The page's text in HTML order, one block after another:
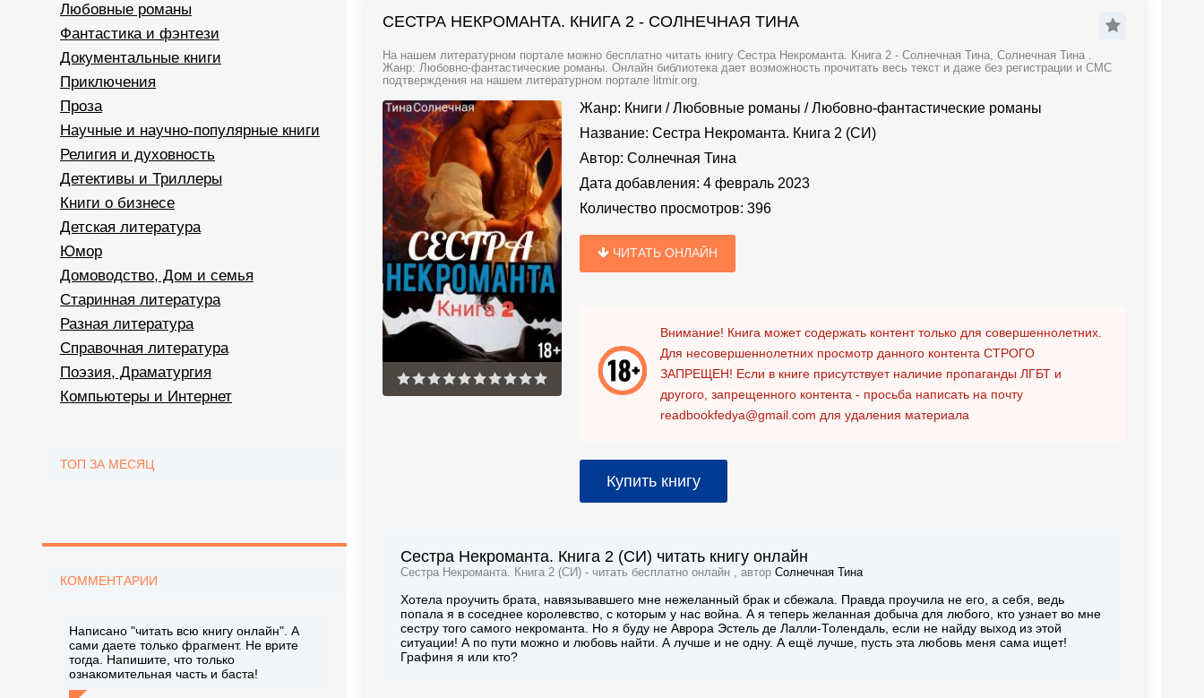
СЕСТРА НЕКРОМАНТА. КНИГА 2 - СОЛНЕЧНАЯ ТИНА
На нашем литературном портале можно бесплатно читать книгу Сестра Некроманта. Книга 2 - Солнечная Тина, Солнечная Тина .
Жанр: Любовно-фантастические романы. Онлайн библиотека дает возможность прочитать весь текст и даже без регистрации и СМС
подтверждения на нашем литературном портале litmir.org.
Жанр: Книги /Любовные романы /Любовно-фантастические романы
Название: Сестра Некроманта. Книга 2 (СИ)
Автор: Солнечная Тина
Дата добавления: 4 февраль 2023
Количество просмотров: 396
ЧИТАТЬ ОНЛАЙН
Внимание! Книга может содержать контент только для совершеннолетних.
Для несовершеннолетних просмотр данного контента СТРОГО
ЗАПРЕЩЕН! Если в книге присутствует наличие пропаганды ЛГБТ и
другого, запрещенного контента - просьба написать на почту
readbookfedya@gmail.com для удаления материала
Купить книгу
Сестра Некроманта. Книга 2 (СИ) читать книгу онлайн
Сестра Некроманта. Книга 2 (СИ) - читать бесплатно онлайн , автор Солнечная Тина
Хотела проучить брата, навязывавшего мне нежеланный брак и сбежала. Правда проучила не его, а себя, ведь
попала я в соседнее королевство, с которым у нас война. А я теперь желанная добыча для любого, кто узнает во мне
сестру того самого некроманта. Но я буду не Аврора Эстель де Лалли-Толендаль, если не найду выход из этой
ситуации! А по пути можно и любовь найти. А лучше и не одну. А ещё лучше, пусть эта любовь меня сама ищет!
Графиня я или кто?
Любовные романы
Фантастика и фэнтези
Документальные книги
Приключения
Проза
Научные и научно-популярные книги
Религия и духовность
Детективы и Триллеры
Книги о бизнесе
Детская литература
Юмор
Домоводство, Дом и семья
Старинная литература
Разная литература
Справочная литература
Поэзия, Драматургия
Компьютеры и Интернет
ТОП ЗА МЕСЯЦ
КОММЕНТАРИИ
Написано "читать всю книгу онлайн". А
сами даете только фрагмент. Не врите
тогда. Напишите, что только
ознакомительная часть и баста!